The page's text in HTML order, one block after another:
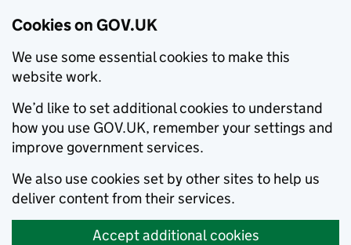
Cookies on GOV.UK
We use some essential cookies to make this
website work.
We’d like to set additional cookies to understand
how you use GOV.UK, remember your settings and
improve government services.
We also use cookies set by other sites to help us
deliver content from their services.
Accept additional cookies